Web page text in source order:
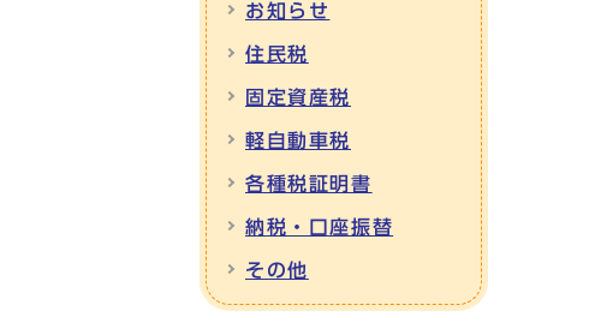
お知らせ
住民税
固定資産税
軽自動車税
各種税証明書
納税・口座振替
その他